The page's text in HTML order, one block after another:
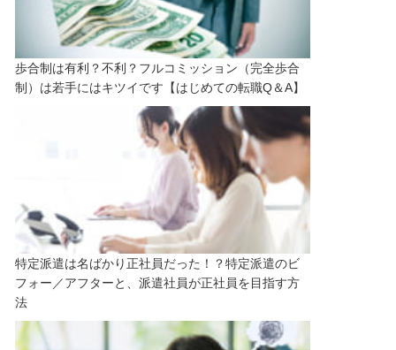
歩合制は有利？不利？フルコミッション（完全歩合
制）は若手にはキツイです【はじめての転職Q＆A】
特定派遣は名ばかり正社員だった！？特定派遣のビ
フォー／アフターと、派遣社員が正社員を目指す方
法